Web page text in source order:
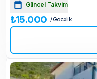
Güncel Takvim
₺15.000 / Gecelik